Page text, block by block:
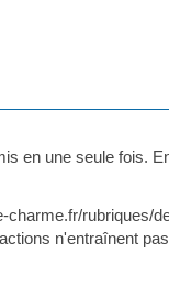
en une seule fois.
charme.fr/rubriques/
n'entraînent